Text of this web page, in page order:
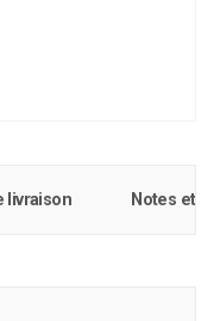
livraison Notes et